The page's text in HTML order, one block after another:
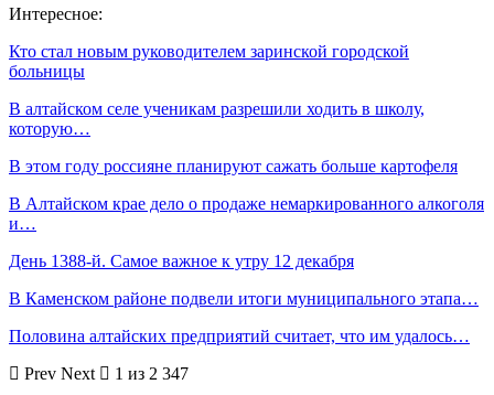
Интересное:
Кто стал новым руководителем заринской городской
больницы
В алтайском селе ученикам разрешили ходить в школу,
которую…
В этом году россияне планируют сажать больше картофеля
В Алтайском крае дело о продаже немаркированного алкоголя
и…
День 1388-й. Самое важное к утру 12 декабря
В Каменском районе подвели итоги муниципального этапа…
Половина алтайских предприятий считает, что им удалось…
Prev Next
1 из 2 347